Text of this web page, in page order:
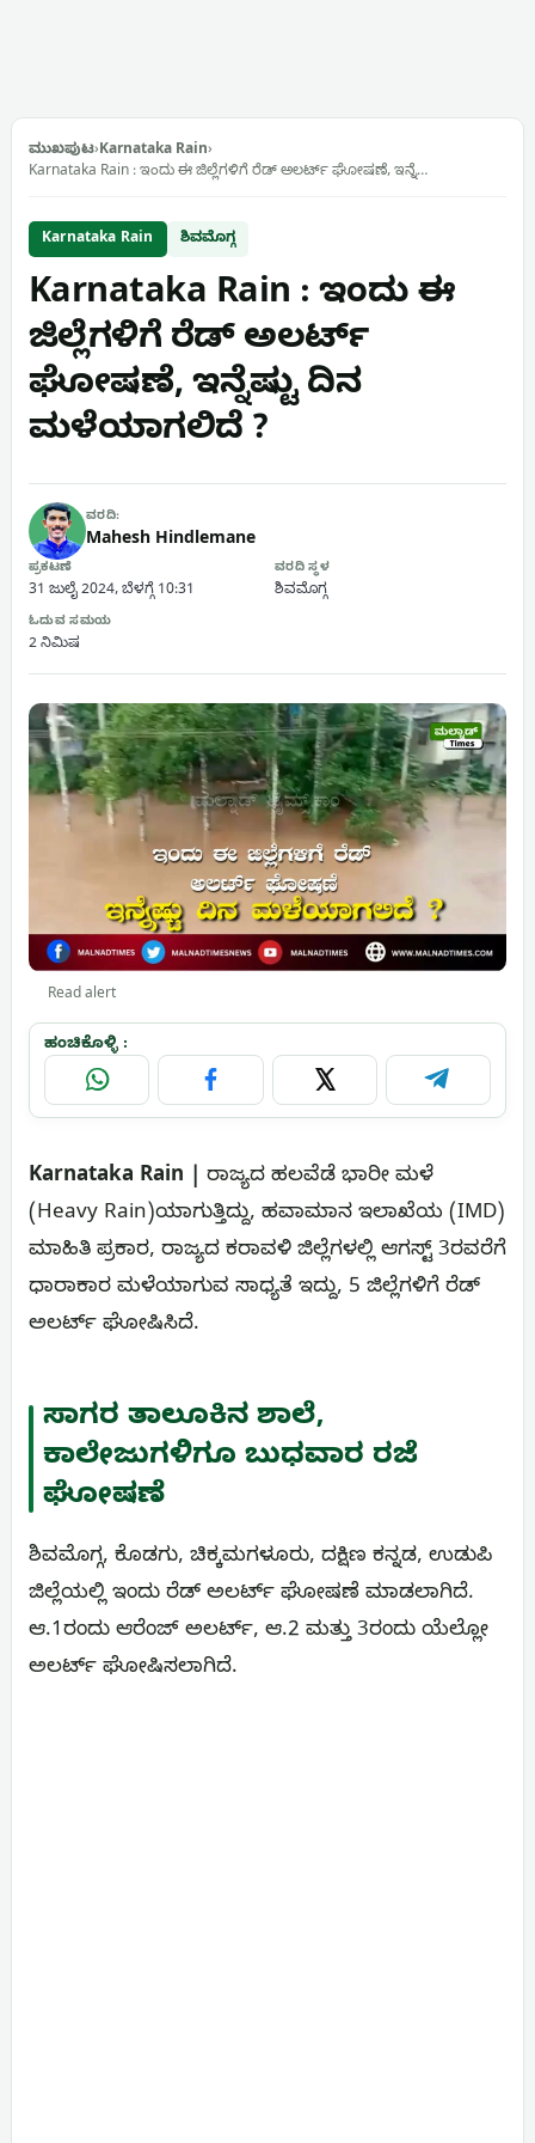
ಮುಖಪುಟ›Karnataka Rain›
Karnataka Rain : ಇಂದು ಈ ಜಿಲ್ಲೆಗಳಿಗೆ ರೆಡ್ ಅಲರ್ಟ್ ಘೋಷಣೆ, ಇನ್ನೆ…
Karnataka Rain ಶಿವಮೊಗ್ಗ
Karnataka Rain : ಇಂದು ಈ
ಜಿಲ್ಲೆಗಳಿಗೆ ರೆಡ್ ಅಲರ್ಟ್
ಘೋಷಣೆ, ಇನ್ನೆಷ್ಟು ದಿನ
ಮಳೆಯಾಗಲಿದೆ ?
ವರದಿ:
Mahesh Hindlemane
ಪ್ರಕಟಣೆ
31 ಜುಲೈ 2024, ಬೆಳಗ್ಗೆ 10:31
ವರದಿ ಸ್ಥಳ
ಶಿವಮೊಗ್ಗ
ಓದುವ ಸಮಯ
2 ನಿಮಿಷ
Read alert
ಹಂಚಿಕೊಳ್ಳಿ :
WhatsApp Facebook X Telegram
Karnataka Rain | ರಾಜ್ಯದ ಹಲವೆಡೆ ಭಾರೀ ಮಳೆ
(Heavy Rain)ಯಾಗುತ್ತಿದ್ದು, ಹವಾಮಾನ ಇಲಾಖೆಯ (IMD)
ಮಾಹಿತಿ ಪ್ರಕಾರ, ರಾಜ್ಯದ ಕರಾವಳಿ ಜಿಲ್ಲೆಗಳಲ್ಲಿ ಆಗಸ್ಟ್ 3ರವರೆಗೆ
ಧಾರಾಕಾರ ಮಳೆಯಾಗುವ ಸಾಧ್ಯತೆ ಇದ್ದು, 5 ಜಿಲ್ಲೆಗಳಿಗೆ ರೆಡ್
ಅಲರ್ಟ್ ಘೋಷಿಸಿದೆ.
ಸಾಗರ ತಾಲೂಕಿನ ಶಾಲೆ,
ಕಾಲೇಜುಗಳಿಗೂ ಬುಧವಾರ ರಜೆ
ಘೋಷಣೆ
ಶಿವಮೊಗ್ಗ, ಕೊಡಗು, ಚಿಕ್ಕಮಗಳೂರು, ದಕ್ಷಿಣ ಕನ್ನಡ, ಉಡುಪಿ
ಜಿಲ್ಲೆಯಲ್ಲಿ ಇಂದು ರೆಡ್ ಅಲರ್ಟ್ ಘೋಷಣೆ ಮಾಡಲಾಗಿದೆ.
ಆ.1ರಂದು ಆರೆಂಜ್ ಅಲರ್ಟ್, ಆ.2 ಮತ್ತು 3ರಂದು ಯೆಲ್ಲೋ
ಅಲರ್ಟ್ ಘೋಷಿಸಲಾಗಿದೆ.